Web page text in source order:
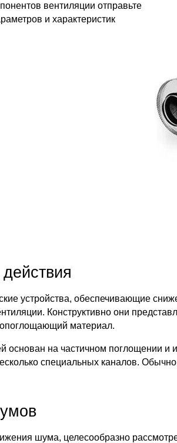
вентиляции отправьте
и характеристик
устройства, обеспечивающие
Конструктивно они
материал.
основан на частичном поглощении и
специальных каналов.
шума, целесообразно